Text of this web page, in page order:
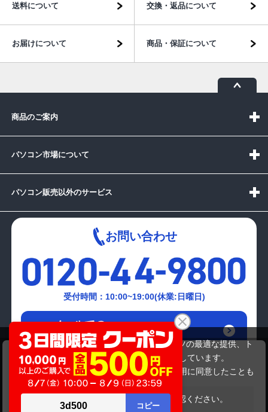
バルク NT用メモリ 8GB DDR4
商品価格 1,099,999円
在庫がありません
送料について 交換・返品について
お届けについて 商品・保証について
商品のご案内
パソコン市場について
パソコン販売以外のサービス
お問い合わせ
受付時間：10:00~19:00(休業:日曜日)
メールでの
お問い合わせはこちら
当サイトでは利用体験の向上およびコンテンツの最適な提供、ト
ラフィックの分析を目的としてCookieを使用しています。
サイトの閲覧を継続された場合、Cookieの利用に同意したことも
のといたします。
をご確認ください。